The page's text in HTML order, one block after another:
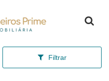
Filtrar